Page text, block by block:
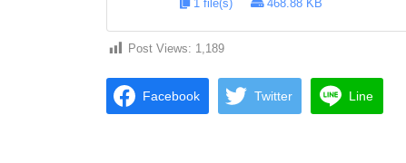
1 file(s) 468.88 KB
Post Views: 1,189
Facebook Twitter Line